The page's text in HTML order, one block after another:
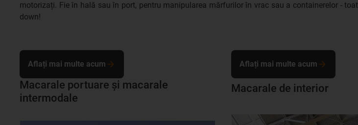
motorizați. Fie în hală sau în port, pentru manipularea mărfurilor în vrac sau a containerelor -
down!
Macarale portuare și macarale
intermodale
Aflați mai multe acum
Macarale de interior
Aflați mai multe acum